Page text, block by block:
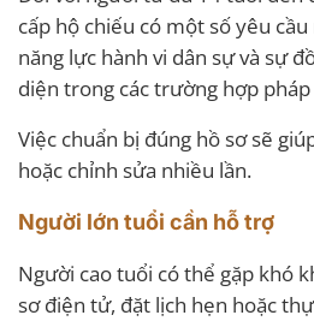
cấp hộ chiếu có một số yêu
năng lực hành vi dân sự và sự
diện trong các trường hợp
Việc chuẩn bị đúng hồ sơ sẽ
hoặc chỉnh sửa nhiều lần.
Người lớn tuổi cần hỗ trợ
Người cao tuổi có thể gặp khó
sơ điện tử, đặt lịch hẹn hoặc